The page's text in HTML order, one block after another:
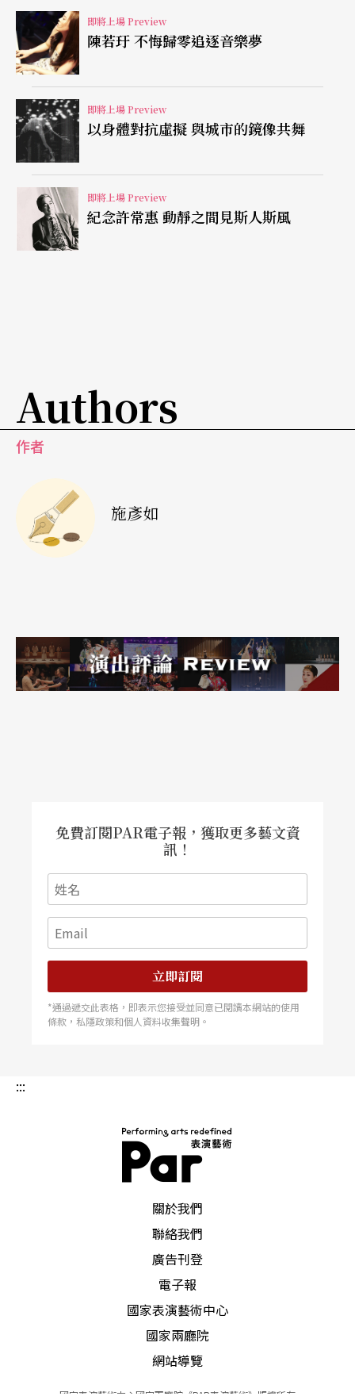
即將上場 Preview
陳若玗 不悔歸零追逐音樂夢
即將上場 Preview
以身體對抗虛擬 與城市的鏡像共舞
即將上場 Preview
紀念許常惠 動靜之間見斯人斯風
Authors
作者
施彥如
免費訂閱PAR電子報，獲取更多藝文資
訊！
立即訂閱
*通過遞交此表格，即表示您接受並同意已閱讀本網站的使用
條款，私隱政策和個人資料收集聲明。
:::
關於我們
聯絡我們
廣告刊登
電子報
國家表演藝術中心
國家兩廳院
網站導覽
國家表演藝術中心國家兩廳院《PAR表演藝術》版權所有